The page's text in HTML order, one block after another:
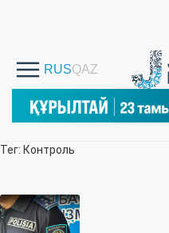
Тег: Контроль